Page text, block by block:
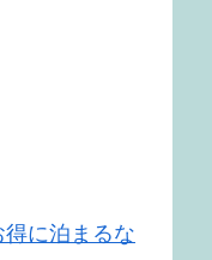
に泊まるな